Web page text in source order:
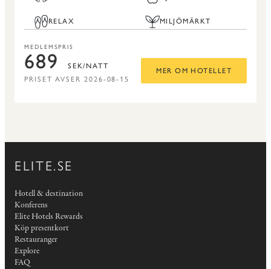
RELAX MILJÖMÄRKT
MEDLEMSPRIS
689 SEK/NATT
PRISET AVSER 2026-08-15
MER OM HOTELLET
ELITE.SE
Hotell & destination
Konferens
Elite Hotels Rewards
Köp presentkort
Restauranger
Explore
FAQ